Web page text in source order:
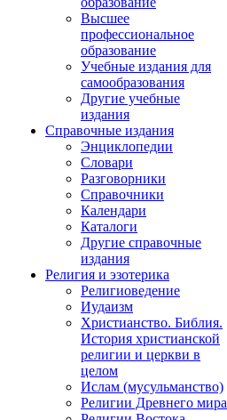
Высшее
профессиональное
образование
Учебные издания для
самообразования
Другие учебные
издания
Справочные издания
Энциклопедии
Словари
Разговорники
Справочники
Календари
Каталоги
Другие справочные
издания
Религия и эзотерика
Религиоведение
Иудаизм
Христианство. Библия.
История христианской
религии и церкви в
целом
Ислам (мусульманство)
Религии Древнего мира